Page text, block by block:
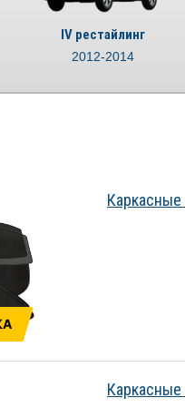
IV рестайлинг
2012-2014